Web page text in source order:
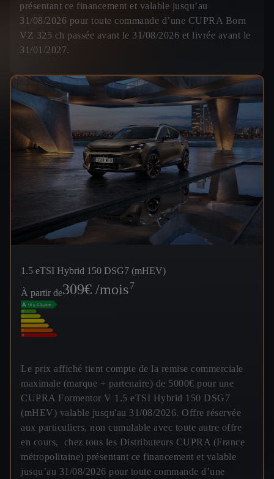
présentant ce financement et valable jusqu’au
31/08/2026 pour toute commande d’une CUPRA Born
VZ 325 ch passée avant le 31/08/2026 et livrée avant le
31/01/2027.
1.5 eTSI Hybrid 150 DSG7 (mHEV)
À partir de309€ /mois7
Le prix affiché tient compte de la remise commerciale
maximale (marque + partenaire) de 5000€ pour une
CUPRA Formentor V 1.5 eTSI Hybrid 150 DSG7
(mHEV) valable jusqu'au 31/08/2026. Offre réservée
aux particuliers, non cumulable avec toute autre offre
en cours, chez tous les Distributeurs CUPRA (France
métropolitaine) présentant ce financement et valable
jusqu’au 31/08/2026 pour toute commande d’une